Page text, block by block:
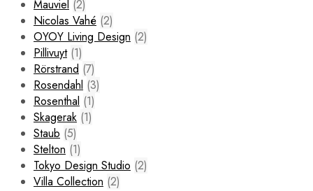
Mauviel (2)
Nicolas Vahé (2)
OYOY Living Design (2)
Pillivuyt (1)
Rörstrand (7)
Rosendahl (3)
Rosenthal (1)
Skagerak (1)
Staub (5)
Stelton (1)
Tokyo Design Studio (2)
Villa Collection (2)